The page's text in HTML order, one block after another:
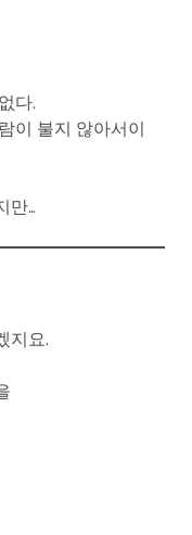
다.
이 불지 않아서이
만…
지요.